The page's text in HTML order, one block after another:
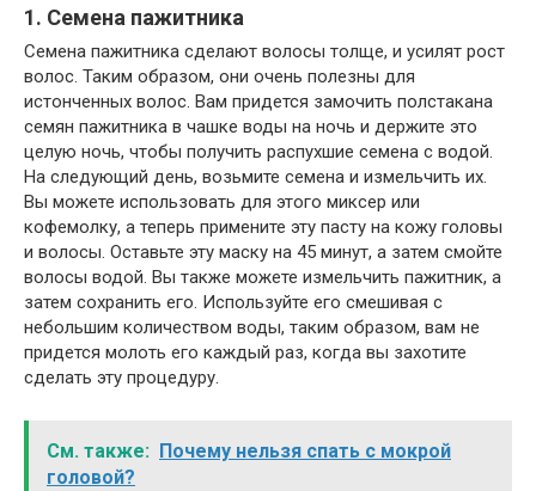
1. Семена пажитника
Семена пажитника сделают волосы толще, и усилят рост
волос. Таким образом, они очень полезны для
истонченных волос. Вам придется замочить полстакана
семян пажитника в чашке воды на ночь и держите это
целую ночь, чтобы получить распухшие семена с водой.
На следующий день, возьмите семена и измельчить их.
Вы можете использовать для этого миксер или
кофемолку, а теперь примените эту пасту на кожу головы
и волосы. Оставьте эту маску на 45 минут, а затем смойте
волосы водой. Вы также можете измельчить пажитник, а
затем сохранить его. Используйте его смешивая с
небольшим количеством воды, таким образом, вам не
придется молоть его каждый раз, когда вы захотите
сделать эту процедуру.
См. также: Почему нельзя спать с мокрой
головой?